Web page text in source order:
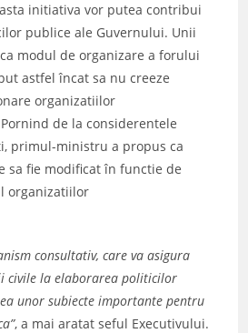
initiativa vor putea contribui
publice ale Guvernului. Unii
modul de organizare a forului
astfel încat sa nu creeze
organizatiilor
de la considerentele
primul-ministru a propus ca
sa fie modificat în functie de
organizatiilor
consultativ, care va asigura
civile la elaborarea politicilor
unor subiecte importante pentru
, a mai aratat seful Executivului.